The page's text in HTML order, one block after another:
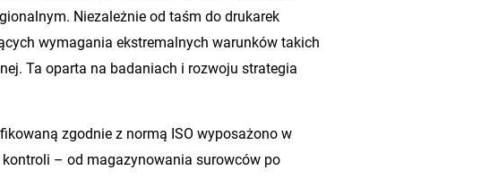
Niezależnie od taśm do drukarek
wymagania ekstremalnych warunków takich
Ta oparta na badaniach i rozwoju strategia
zgodnie z normą ISO wyposażono w
– od magazynowania surowców po